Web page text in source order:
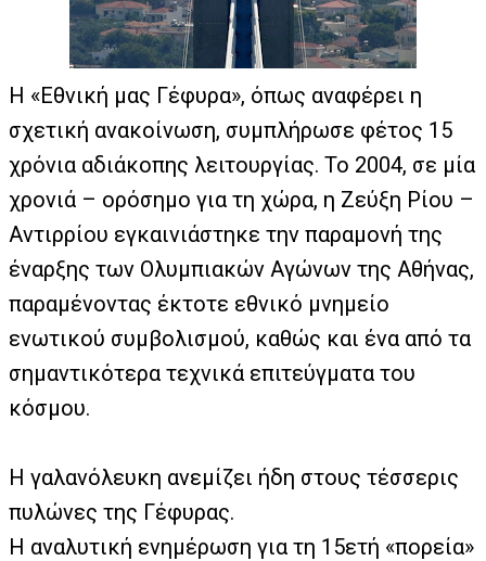
Η «Εθνική μας Γέφυρα», όπως αναφέρει η
σχετική ανακοίνωση, συμπλήρωσε φέτος 15
χρόνια αδιάκοπης λειτουργίας. Το 2004, σε μία
χρονιά – ορόσημο για τη χώρα, η Ζεύξη Ρίου –
Αντιρρίου εγκαινιάστηκε την παραμονή της
έναρξης των Ολυμπιακών Αγώνων της Αθήνας,
παραμένοντας έκτοτε εθνικό μνημείο
ενωτικού συμβολισμού, καθώς και ένα από τα
σημαντικότερα τεχνικά επιτεύγματα του
κόσμου.
Η γαλανόλευκη ανεμίζει ήδη στους τέσσερις
πυλώνες της Γέφυρας.
Η αναλυτική ενημέρωση για τη 15ετή «πορεία»